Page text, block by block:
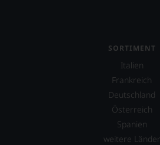
SORTIMENT
Italien
Frankreich
Deutschland
Österreich
Spanien
weitere Länder